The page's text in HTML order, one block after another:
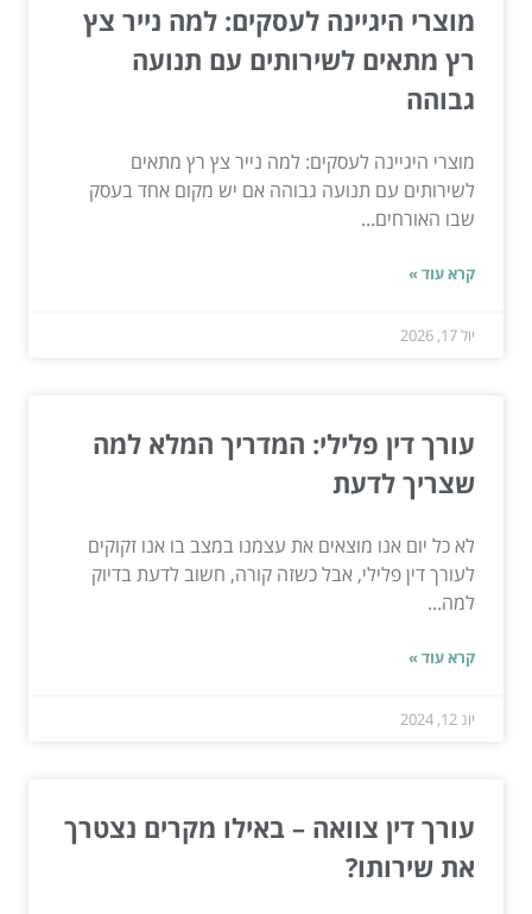
מוצרי היגיינה לעסקים: למה נייר צץ
רץ מתאים לשירותים עם תנועה
גבוהה
מוצרי היגיינה לעסקים: למה נייר צץ רץ מתאים
לשירותים עם תנועה גבוהה אם יש מקום אחד בעסק
שבו האורחים...
קרא עוד »
יול 17, 2026
עורך דין פלילי: המדריך המלא למה
שצריך לדעת
לא כל יום אנו מוצאים את עצמנו במצב בו אנו זקוקים
לעורך דין פלילי, אבל כשזה קורה, חשוב לדעת בדיוק
למה...
קרא עוד »
יונ 12, 2024
עורך דין צוואה – באילו מקרים נצטרך
את שירותו?